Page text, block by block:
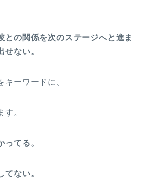
との関係を次のステージへと進ま
せない。
キーワードに、
す。
ってる。
てない。